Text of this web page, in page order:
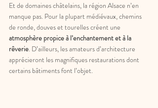
Et de domaines châtelains, la région Alsace n’en
manque pas. Pour la plupart médiévaux, chemins
de ronde, douves et tourelles créent une
atmosphère propice à l’enchantement et à la
rêverie. D’ailleurs, les amateurs d’architecture
apprécieront les magnifiques restaurations dont
certains bâtiments font l’objet.